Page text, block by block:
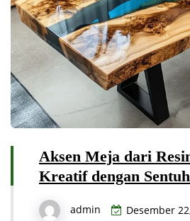
Aksen Meja dari
Kreatif dengan
admin Desember